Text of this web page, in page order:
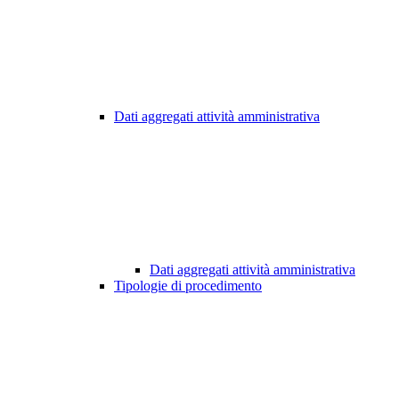
Dati aggregati attività amministrativa
Dati aggregati attività amministrativa
Tipologie di procedimento